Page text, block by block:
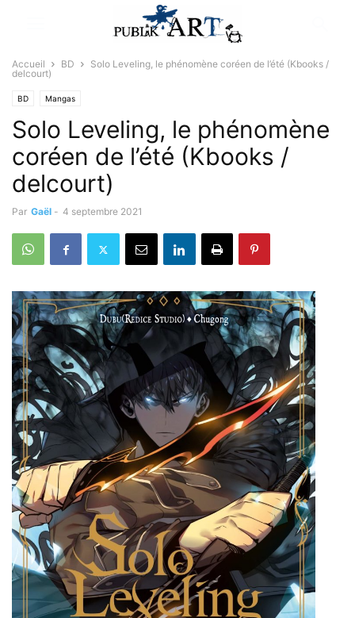
Accueil BD
Solo Leveling, le phénomène coréen de l’été (Kbooks /
delcourt)
BD Mangas
Solo Leveling, le phénomène
coréen de l’été (Kbooks /
delcourt)
Par Gaël - 4 septembre 2021